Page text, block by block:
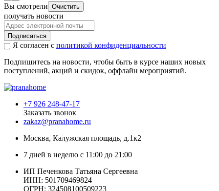
Вы смотрели Очистить
получать новости
Подписаться
Я согласен с политикой конфиденциальности
Подпишитесь на новости, чтобы быть в курсе наших новых
поступлений, акций и скидок, оффлайн мероприятий.
+7 926 248-47-17
Заказать звонок
zakaz@pranahome.ru
Москва, Калужская площадь, д.1к2
7 дней в неделю с 11:00 до 21:00
ИП Печенкова Татьяна Сергеевна
ИНН: 501709469824
ОГРН: 324508100509223